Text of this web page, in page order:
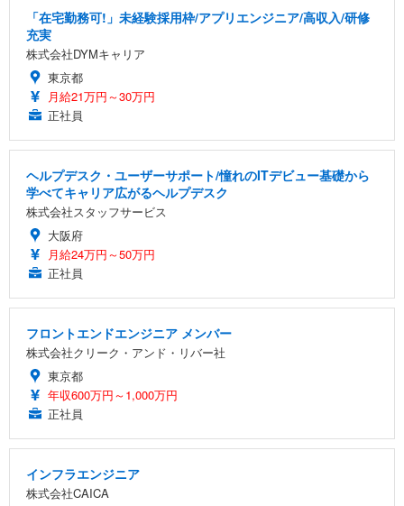
「在宅勤務可!」未経験採用枠/アプリエンジニア/高収入/研修
充実
株式会社DYMキャリア
東京都
月給21万円～30万円
正社員
ヘルプデスク・ユーザーサポート/憧れのITデビュー基礎から
学べてキャリア広がるヘルプデスク
株式会社スタッフサービス
大阪府
月給24万円～50万円
正社員
フロントエンドエンジニア メンバー
株式会社クリーク・アンド・リバー社
東京都
年収600万円～1,000万円
正社員
インフラエンジニア
株式会社CAICA